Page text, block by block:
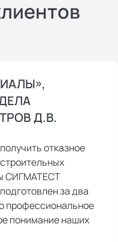
Д.В.
отказное
СИГМАТЕСТ
за два
профессиональное
понимание наших